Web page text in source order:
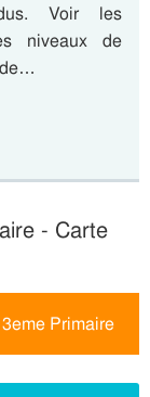
Voir les
niveaux de
de…
- Carte
Primaire